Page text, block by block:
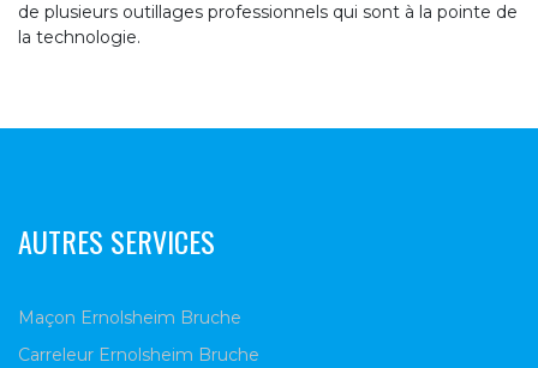
de plusieurs outillages professionnels qui sont à la pointe de
la technologie.
AUTRES SERVICES
Maçon Ernolsheim Bruche
Carreleur Ernolsheim Bruche